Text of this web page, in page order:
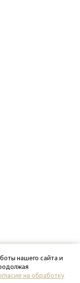
87
нашего сайта и
на обработку